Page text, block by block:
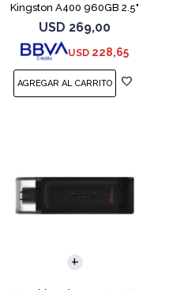
Kingston A400 960GB 2.5"
SATA 3
USD 269,00
USD 228,65